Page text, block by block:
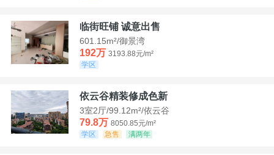
临街旺铺 诚意出售
601.15m²/御景湾
192万 3193.88元/m²
学区
依云谷精装修成色新
3室2厅/99.12m²/依云谷
79.8万 8050.85元/m²
学区
急售 满两年